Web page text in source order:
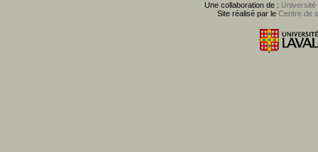
Une collaboration de : Université
Site réalisé par le Centre de